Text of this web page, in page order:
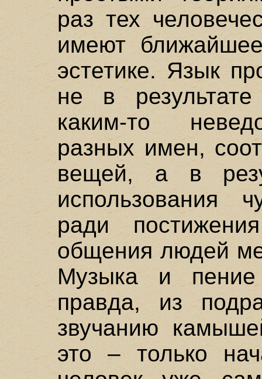
раз тех
имеют
эстетике. Язык
не в результате
каким-то
разных имен,
вещей, а в
использования
ради
общения людей
Музыка и
правда, из
звучанию
это – только